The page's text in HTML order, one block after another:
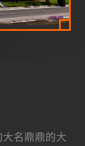
名鼎鼎的大